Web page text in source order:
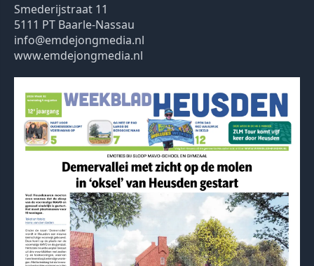
Smederijstraat 11
5111 PT Baarle-Nassau
info@emdejongmedia.nl
www.emdejongmedia.nl